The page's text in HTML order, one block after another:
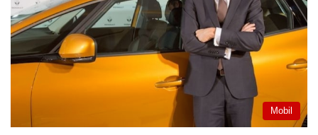
Mobil